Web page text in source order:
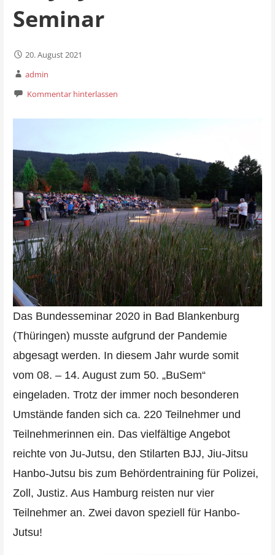
Seminar
20. August 2021
admin
Kommentar hinterlassen
Das Bundesseminar 2020 in Bad Blankenburg
(Thüringen) musste aufgrund der Pandemie
abgesagt werden. In diesem Jahr wurde somit
vom 08. – 14. August zum 50. „BuSem“
eingeladen. Trotz der immer noch besonderen
Umstände fanden sich ca. 220 Teilnehmer und
Teilnehmerinnen ein. Das vielfältige Angebot
reichte von Ju-Jutsu, den Stilarten BJJ, Jiu-Jitsu
Hanbo-Jutsu bis zum Behördentraining für Polizei,
Zoll, Justiz. Aus Hamburg reisten nur vier
Teilnehmer an. Zwei davon speziell für Hanbo-
Jutsu!